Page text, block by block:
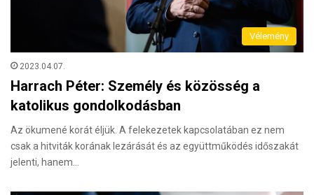
Vélemény
2023.04.07.
Harrach Péter: Személy és közösség a
katolikus gondolkodásban
Az ökumené korát éljük. A felekezetek kapcsolatában ez nem
csak a hitviták korának lezárását és az együttműködés időszakát
jelenti, hanem…